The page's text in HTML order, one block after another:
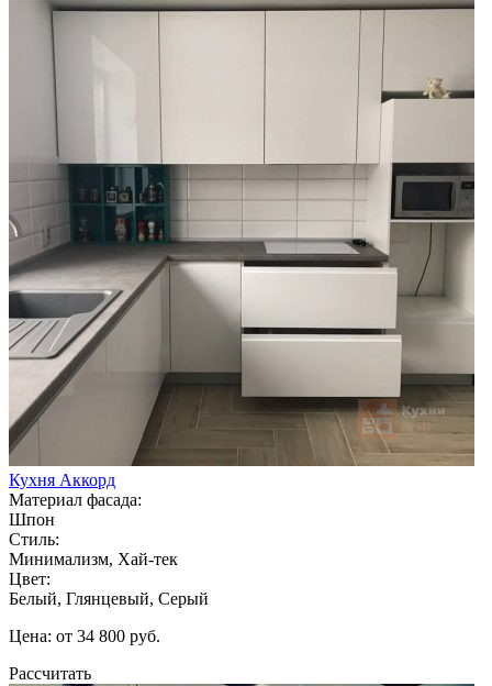
Кухня Аккорд
Материал фасада:
Шпон
Стиль:
Минимализм, Хай-тек
Цвет:
Белый, Глянцевый, Серый
Цена: от 34 800 руб.
Рассчитать